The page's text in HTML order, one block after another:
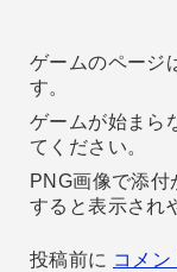
ゲームのページ
す。
ゲームが始まら
てください。
PNG画像で添
すると表示され
投稿前に コメ